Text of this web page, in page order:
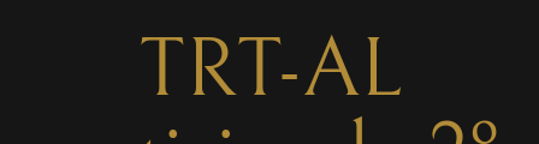
TRT-AL